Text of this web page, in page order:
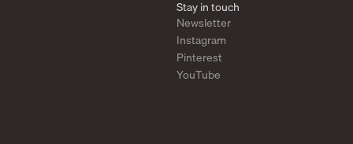
Stay in touch
Newsletter
Instagram
Pinterest
YouTube